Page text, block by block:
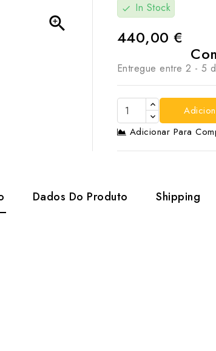

check In Stock
440,00 €
Entregue entre 2 - 5
Adicionar Para
Dados Do Produto Shipping